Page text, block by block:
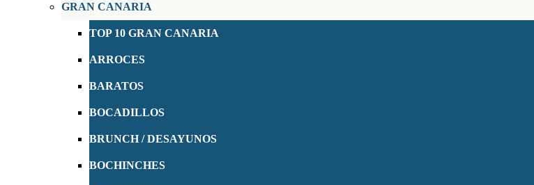
GRAN CANARIA
TOP 10 GRAN CANARIA
ARROCES
BARATOS
BOCADILLOS
BRUNCH / DESAYUNOS
BOCHINCHES